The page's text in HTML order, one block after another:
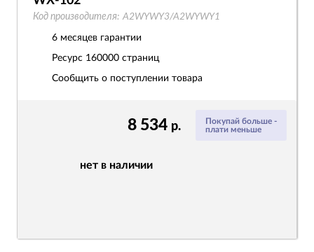
Покупай больше -
плати меньше
8 534 р.
нет в наличии
Код производителя: A2WYWY3/A2WYWY1
6 месяцев гарантии
Ресурс 160000 страниц
Сообщить о поступлении товара